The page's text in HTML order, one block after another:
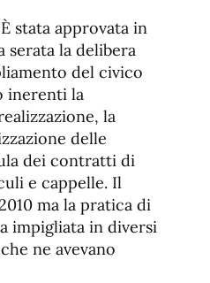
fuente.
de
fuente
de
fuente.
stata approvata in
serata la delibera
del civico
inerenti la
la
delle
dei contratti di
e cappelle. Il
ma la pratica di
impigliata in diversi
ne avevano